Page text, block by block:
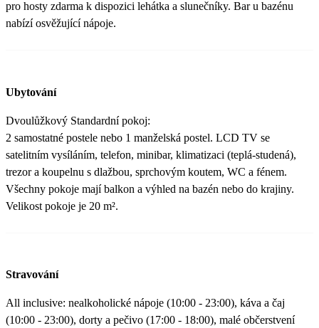
pro hosty zdarma k dispozici lehátka a slunečníky. Bar u bazénu
nabízí osvěžující nápoje.
Ubytování
Dvoulůžkový Standardní pokoj:
2 samostatné postele nebo 1 manželská postel. LCD TV se
satelitním vysíláním, telefon, minibar, klimatizaci (teplá-studená),
trezor a koupelnu s dlažbou, sprchovým koutem, WC a fénem.
Všechny pokoje mají balkon a výhled na bazén nebo do krajiny.
Velikost pokoje je 20 m².
Stravování
All inclusive: nealkoholické nápoje (10:00 - 23:00), káva a čaj
(10:00 - 23:00), dorty a pečivo (17:00 - 18:00), malé občerstvení